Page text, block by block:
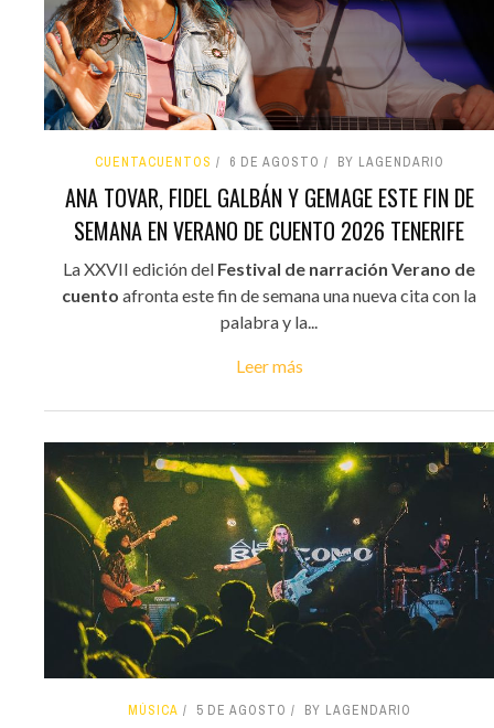
CUENTACUENTOS 6 DE AGOSTO BY LAGENDARIO
ANA TOVAR, FIDEL GALBÁN Y GEMAGE ESTE FIN DE
SEMANA EN VERANO DE CUENTO 2026 TENERIFE
La XXVII edición del Festival de narración Verano de
cuento afronta este fin de semana una nueva cita con la
palabra y la...
Leer más
MÚSICA 5 DE AGOSTO BY LAGENDARIO